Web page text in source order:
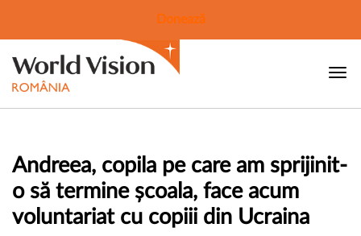
Donează
Andreea, copila pe care am sprijinit-
o să termine școala, face acum
voluntariat cu copiii din Ucraina